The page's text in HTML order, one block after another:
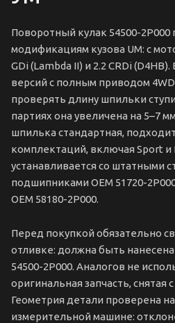
Поворотный кулак 54500-2P000
модификациям кузова UM: с
GDi (Lambda II) и 2.2 CRDi
версий с полным приводом
проверять длину шпильки
партиях она увеличена на 5–7
шпилька стандартная,
комплектаций, включая Sport и
устанавливается со штатными
подшипниками OEM 51720-
OEM 58180-2P000.
Перед покупкой обязательно
отливке: должна быть
54500-2P000. Аналогов не
оригинальная запчасть, снятая
Геометрия детали проверена
измерительной машине: